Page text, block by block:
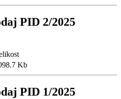
PID 2/2025
Kb
PID 1/2025